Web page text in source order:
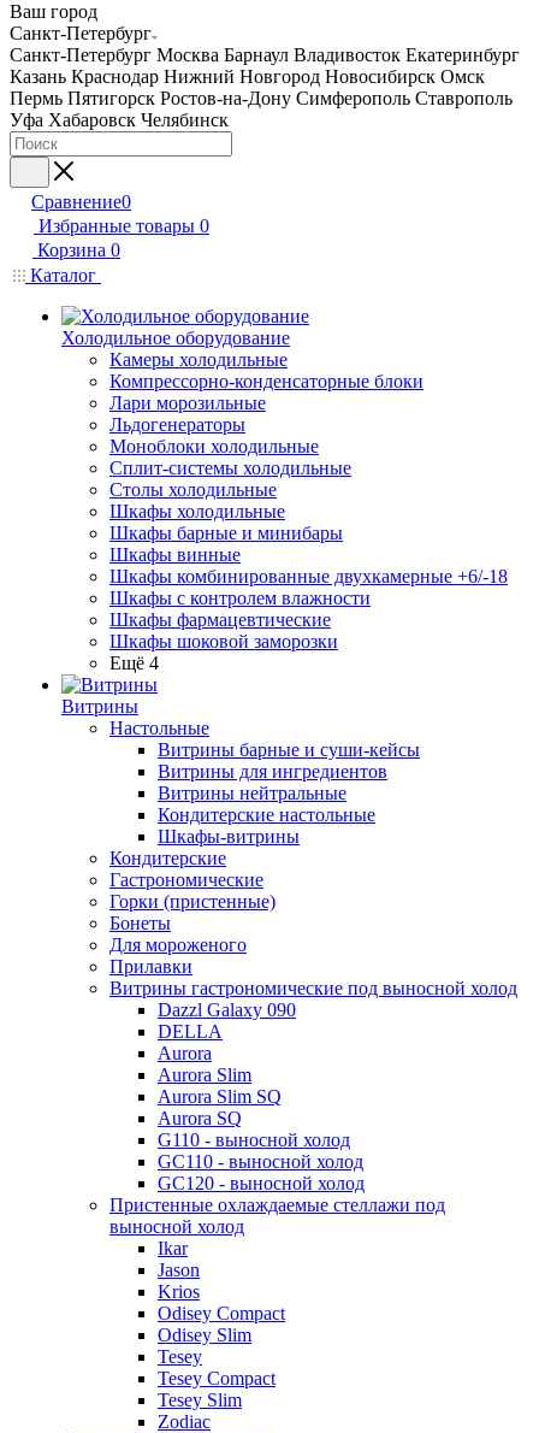
Ваш город
Санкт-Петербург
Санкт-Петербург Москва Барнаул Владивосток Екатеринбург
Казань Краснодар Нижний Новгород Новосибирск Омск
Пермь Пятигорск Ростов-на-Дону Симферополь Ставрополь
Уфа Хабаровск Челябинск
Сравнение0
Избранные товары 0
Корзина 0
Каталог
Холодильное оборудование
Камеры холодильные
Компрессорно-конденсаторные блоки
Лари морозильные
Льдогенераторы
Моноблоки холодильные
Сплит-системы холодильные
Столы холодильные
Шкафы холодильные
Шкафы барные и минибары
Шкафы винные
Шкафы комбинированные двухкамерные +6/-18
Шкафы с контролем влажности
Шкафы фармацевтические
Шкафы шоковой заморозки
Ещё 4
Витрины
Настольные
Витрины барные и суши-кейсы
Витрины для ингредиентов
Витрины нейтральные
Кондитерские настольные
Шкафы-витрины
Кондитерские
Гастрономические
Горки (пристенные)
Бонеты
Для мороженого
Прилавки
Витрины гастрономические под выносной холод
Dazzl Galaxy 090
DELLA
Aurora
Aurora Slim
Aurora Slim SQ
Aurora SQ
G110 - выносной холод
GC110 - выносной холод
GC120 - выносной холод
Пристенные охлаждаемые стеллажи под
выносной холод
Ikar
Jason
Krios
Odisey Compact
Odisey Slim
Tesey
Tesey Compact
Tesey Slim
Zodiac